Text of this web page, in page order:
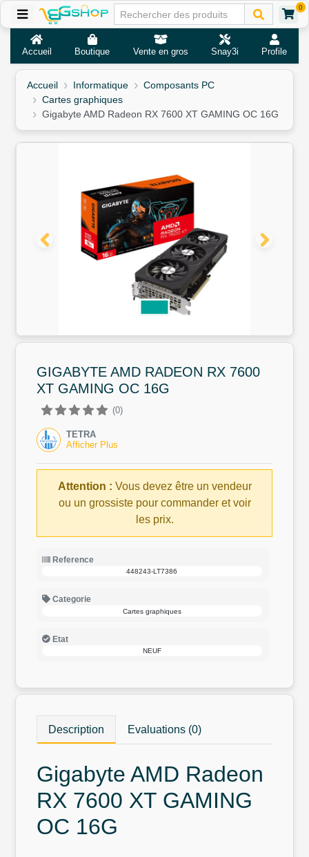
0
Accueil Boutique Vente en gros Snay3i Profile
Accueil Informatique
Composants PC
Cartes graphiques
Gigabyte AMD Radeon RX 7600 XT GAMING OC 16G
GIGABYTE AMD RADEON RX 7600
XT GAMING OC 16G
(0)
TETRA
Afficher Plus
Attention : Vous devez être un vendeur
ou un grossiste pour commander et voir
les prix.
Reference
448243-LT7386
Categorie
Cartes graphiques
Etat
NEUF
Description Evaluations (0)
Gigabyte AMD Radeon
RX 7600 XT GAMING
OC 16G